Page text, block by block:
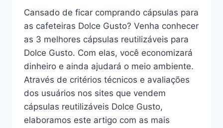
Cansado de ficar comprando cápsulas para
as cafeteiras Dolce Gusto? Venha conhecer
as 3 melhores cápsulas reutilizáveis para
Dolce Gusto. Com elas, você economizará
dinheiro e ainda ajudará o meio ambiente.
Através de critérios técnicos e avaliações
dos usuários nos sites que vendem
cápsulas reutilizáveis Dolce Gusto,
elaboramos este artigo com as mais